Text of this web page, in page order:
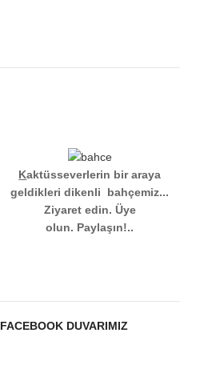
Kaktüsseverlerin bir araya
geldikleri dikenli bahçemiz...
Ziyaret edin. Üye
olun. Paylaşın!..
FACEBOOK DUVARIMIZ